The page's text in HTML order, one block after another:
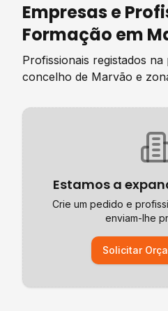
Empresas e
Formação em
Profissionais registados
concelho de Marvão e
Estamos a
Crie um pedido e
enviam-lhe
Solicitar